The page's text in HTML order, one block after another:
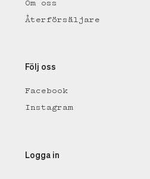
Om oss
Återförsäljare
Följ oss
Facebook
Instagram
Logga in